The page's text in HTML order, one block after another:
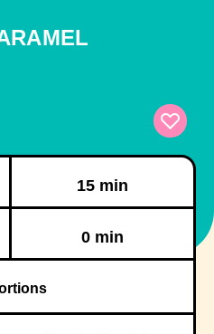
15 min
0 min